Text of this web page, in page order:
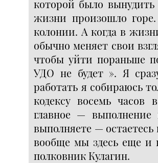
которой было
жизни произошло
колонии. А когда в
обычно меняет свои
чтобы уйти пораньше
УДО не будет ». Я
работать я собираюсь
кодексу восемь часов
главное —
выполняете —
вообще мы здесь еще и
полковник Кулагин.